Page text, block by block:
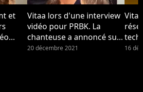
et
:
Vitaa lors d'une interview
vidéo pour PRBK. La
chanteuse a annoncé sur
Instagram être enceinte
20 décembre 2021 16